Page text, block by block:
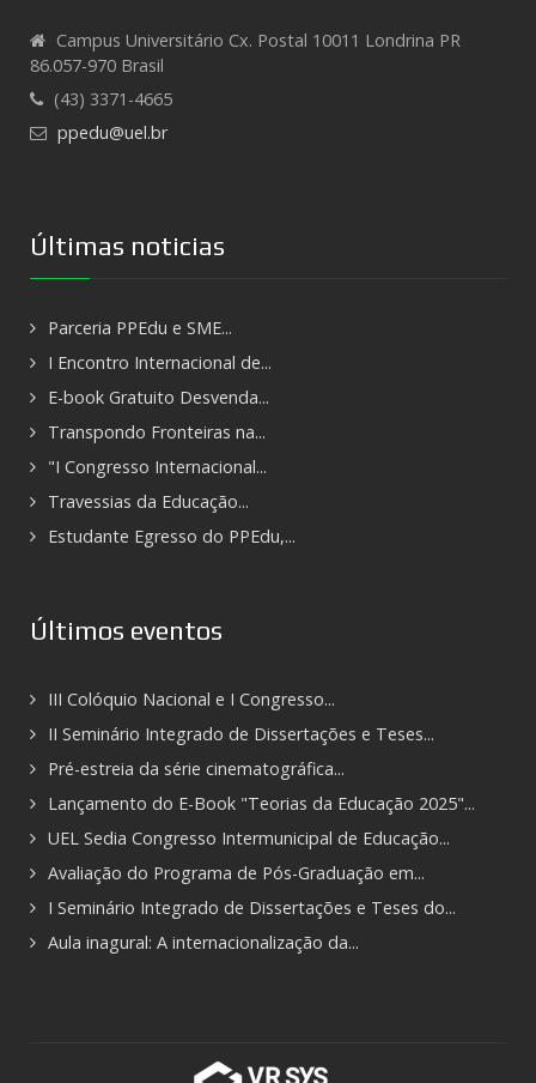
Campus Universitário Cx. Postal 10011 Londrina PR
86.057-970 Brasil
(43) 3371-4665
ppedu@uel.br
Últimas noticias
Parceria PPEdu e SME...
I Encontro Internacional de...
E-book Gratuito Desvenda...
Transpondo Fronteiras na...
"I Congresso Internacional...
Travessias da Educação...
Estudante Egresso do PPEdu,...
Últimos eventos
III Colóquio Nacional e I Congresso...
II Seminário Integrado de Dissertações e Teses...
Pré-estreia da série cinematográfica...
Lançamento do E-Book "Teorias da Educação 2025"...
UEL Sedia Congresso Intermunicipal de Educação...
Avaliação do Programa de Pós-Graduação em...
I Seminário Integrado de Dissertações e Teses do...
Aula inagural: A internacionalização da...